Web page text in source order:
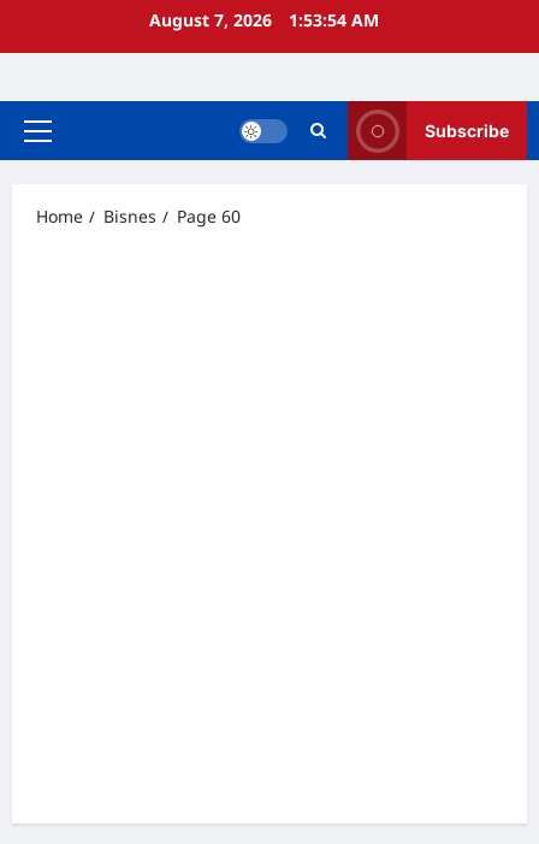
August 7, 2026 1:53:55 AM
Primary
Subscribe
Home Bisnes Page 60